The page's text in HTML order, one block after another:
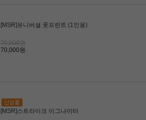
[MSR]유니버셜 풋프린트 (1인용)
70,000원
70,000원
[MSR]스트라이크 이그나이터